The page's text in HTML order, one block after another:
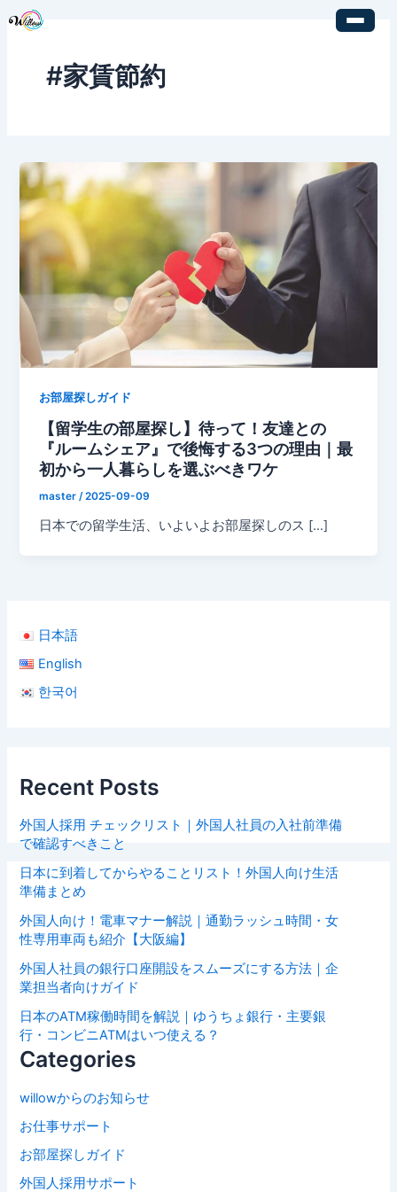
日本語
English
한국어
Recent Posts
外国人採用 チェックリスト｜外国人社員の入社前準備
で確認すべきこと
日本に到着してからやることリスト！外国人向け生活
準備まとめ
外国人向け！電車マナー解説｜通勤ラッシュ時間・女
性専用車両も紹介【大阪編】
外国人社員の銀行口座開設をスムーズにする方法｜企
業担当者向けガイド
日本のATM稼働時間を解説｜ゆうちょ銀行・主要銀
行・コンビニATMはいつ使える？
Categories
willowからのお知らせ
お仕事サポート
お部屋探しガイド
外国人採用サポート
#家賃節約
お部屋探しガイド
【留学生の部屋探し】待って！友達との
『ルームシェア』で後悔する3つの理由｜最
初から一人暮らしを選ぶべきワケ
master/2025-09-09
日本での留学生活、いよいよお部屋探しのス […]